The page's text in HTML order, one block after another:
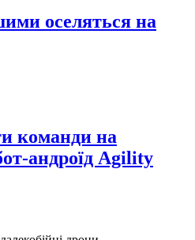
оселяться на
команди на
андроїд Agility